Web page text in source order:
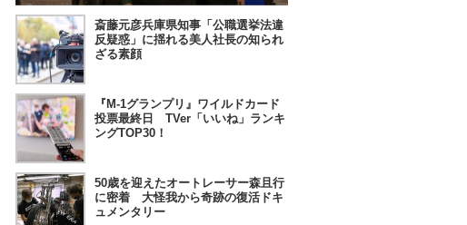
斎藤元彦兵庫県知事「公職選挙法違
反疑惑」に揺れる美人社長の知られ
ざる素顔
『M-1グランプリ』ワイルドカード
投票最終日 TVer「いいね」ランキ
ングTOP30！
50歳を迎えたオートレーサー森且行
に密着 大怪我から奇跡の復活ドキ
ュメンタリー